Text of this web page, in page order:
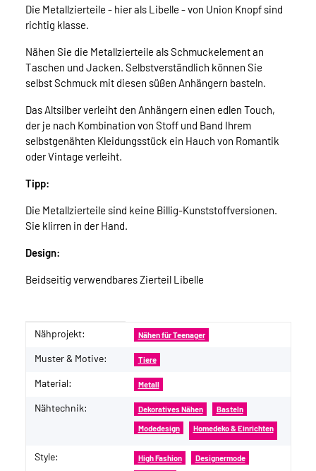
Die Metallzierteile - hier als Libelle - von Union Knopf sind
richtig klasse.
Nähen Sie die Metallzierteile als Schmuckelement an
Taschen und Jacken. Selbstverständlich können Sie
selbst Schmuck mit diesen süßen Anhängern basteln.
Das Altsilber verleiht den Anhängern einen edlen Touch,
der je nach Kombination von Stoff und Band Ihrem
selbstgenähten Kleidungsstück ein Hauch von Romantik
oder Vintage verleiht.
Tipp:
Die Metallzierteile sind keine Billig-Kunststoffversionen.
Sie klirren in der Hand.
Design:
Beidseitig verwendbares Zierteil Libelle
Produkteigenschaft
Wert
Nähprojekt: Nähen für Teenager
Muster & Motive: Tiere
Material: Metall
Nähtechnik: Dekoratives Nähen Basteln
Modedesign Homedeko & Einrichten
Style: High Fashion Designermode